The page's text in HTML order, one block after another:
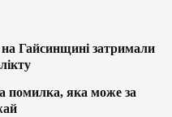
Гайсинщині затримали
помилка, яка може за